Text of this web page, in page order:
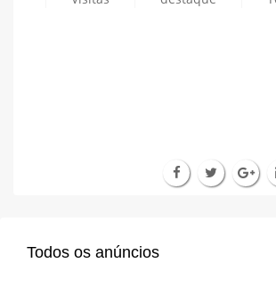
Todos os anúncios